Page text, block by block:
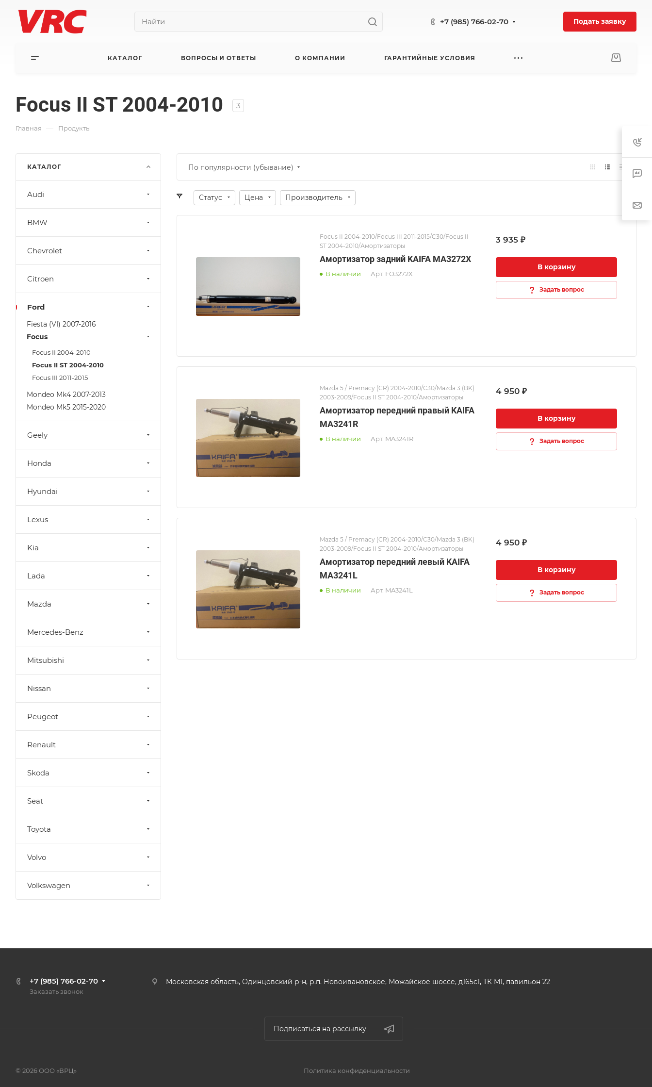
+7 (985) 766-02-70 Подать заявку
КАТАЛОГ ВОПРОСЫ И ОТВЕТЫ О КОМПАНИИ ГАРАНТИЙНЫЕ УСЛОВИЯ
Focus II ST 2004-2010 3
Главная — Продукты
По популярности (убывание)
Статус Цена Производитель
Focus II 2004-2010/Focus III 2011-2015/C30/Focus II
ST 2004-2010/Амортизаторы
Амортизатор задний KAIFA MA3272X
В наличии Арт. FO3272X
3 935 ₽
В корзину
Задать вопрос
Mazda 5 / Premacy (CR) 2004-2010/C30/Mazda 3 (BK)
2003-2009/Focus II ST 2004-2010/Амортизаторы
Амортизатор передний правый KAIFA
MA3241R
В наличии Арт. MA3241R
4 950 ₽
В корзину
Задать вопрос
Mazda 5 / Premacy (CR) 2004-2010/C30/Mazda 3 (BK)
2003-2009/Focus II ST 2004-2010/Амортизаторы
Амортизатор передний левый KAIFA
MA3241L
В наличии Арт. MA3241L
4 950 ₽
В корзину
Задать вопрос
КАТАЛОГ
Audi
BMW
Chevrolet
Citroen
Ford
Fiesta (VI) 2007-2016
Focus
Focus II 2004-2010
Focus II ST 2004-2010
Focus III 2011-2015
Mondeo Mk4 2007-2013
Mondeo Mk5 2015-2020
Geely
Honda
Hyundai
Lexus
Kia
Lada
Mazda
Mercedes-Benz
Mitsubishi
Nissan
Peugeot
Renault
Skoda
Seat
Toyota
Volvo
Volkswagen
+7 (985) 766-02-70
Заказать звонок
Московская область, Одинцовский р-н, р.п. Новоивановское, Можайское шоссе, д165с1, ТК М1, павильон 22
© 2026 ООО «ВРЦ» Политика конфиденциальности
Подписаться на рассылку